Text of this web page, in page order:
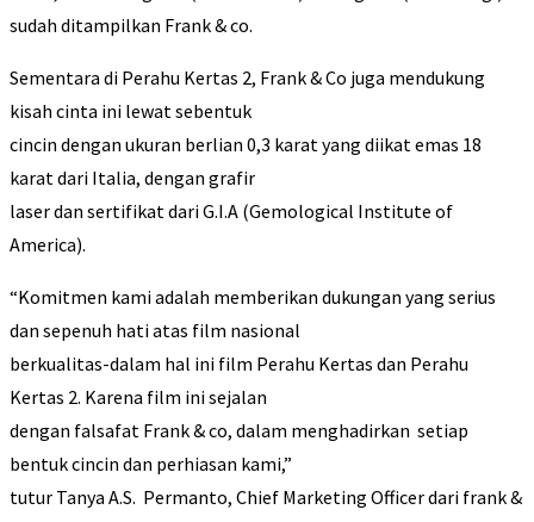
sudah ditampilkan Frank & co.
Sementara di Perahu Kertas 2, Frank & Co juga mendukung
kisah cinta ini lewat sebentuk
cincin dengan ukuran berlian 0,3 karat yang diikat emas 18
karat dari Italia, dengan grafir
laser dan sertifikat dari G.I.A (Gemological Institute of
America).
“Komitmen kami adalah memberikan dukungan yang serius
dan sepenuh hati atas film nasional
berkualitas-dalam hal ini film Perahu Kertas dan Perahu
Kertas 2. Karena film ini sejalan
dengan falsafat Frank & co, dalam menghadirkan setiap
bentuk cincin dan perhiasan kami,”
tutur Tanya A.S. Permanto, Chief Marketing Officer dari frank &